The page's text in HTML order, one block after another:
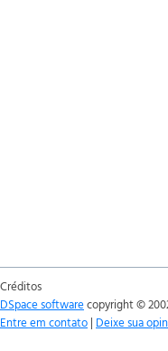
Créditos
DSpace softwarecopyright ©
Entre em contato | Deixe sua